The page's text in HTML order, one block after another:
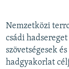
Nemzetközi
csádi
szövetségesek
hadgyakorlat